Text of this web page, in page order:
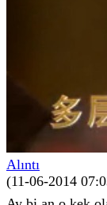
Alıntı
(11-06-2014